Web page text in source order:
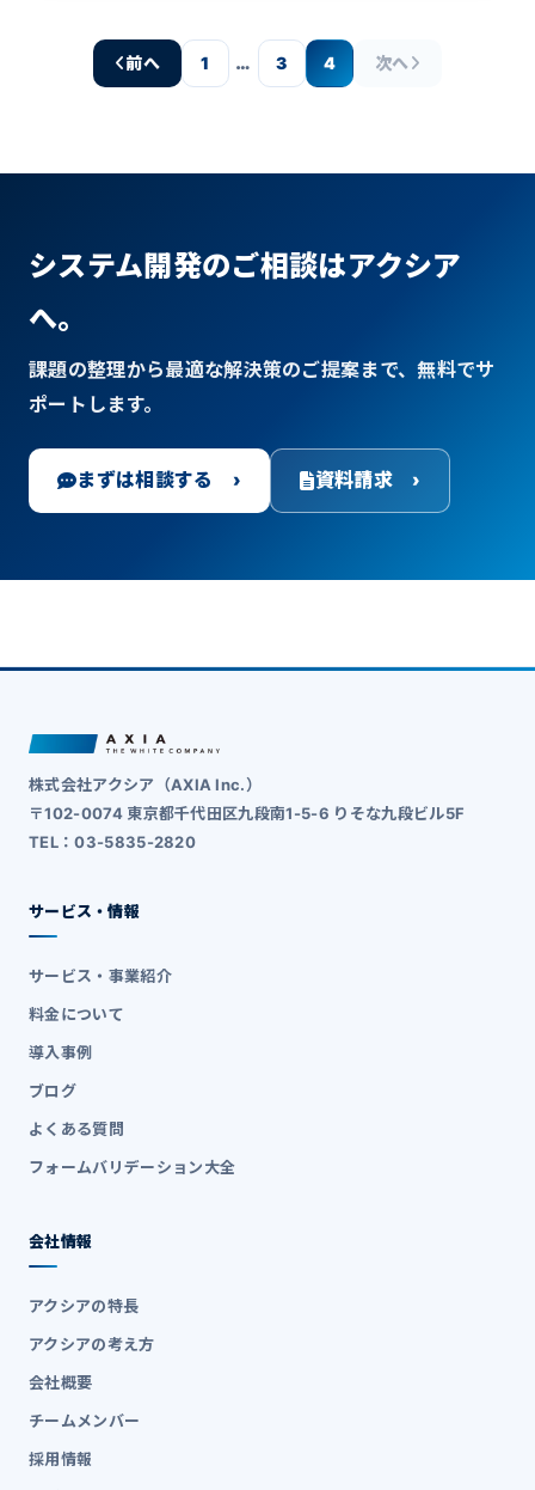
前へ 1 … 3 4 次へ
システム開発のご相談はアクシア
へ。
課題の整理から最適な解決策のご提案まで、無料でサ
ポートします。
まずは相談する › 資料請求 ›
株式会社アクシア（AXIA Inc.）
〒102-0074 東京都千代田区九段南1-5-6 りそな九段ビル5F
TEL：03-5835-2820
サービス・情報
サービス・事業紹介
料金について
導入事例
ブログ
よくある質問
フォームバリデーション大全
会社情報
アクシアの特長
アクシアの考え方
会社概要
チームメンバー
採用情報